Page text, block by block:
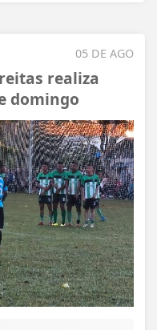
05 DE AGO
realiza
domingo